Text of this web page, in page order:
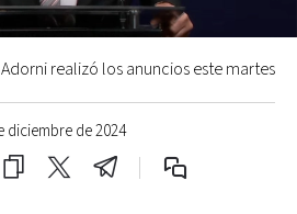
diciembre de 2024
Adorni realizó los anuncios este martes